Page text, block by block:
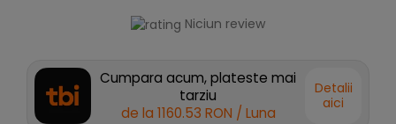
Niciun review
Cumpara acum, plateste mai
tarziu
de la 1160.53 RON / Luna
Detalii
aici